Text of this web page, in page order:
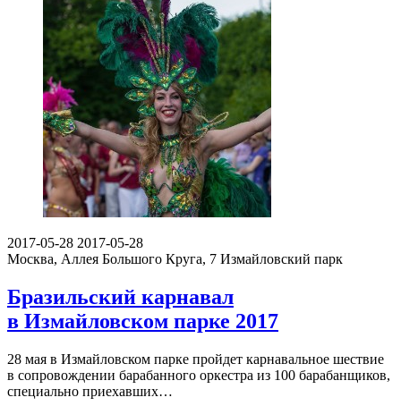
2017-05-28 2017-05-28
Москва, Аллея Большого Круга, 7 Измайловский парк
Бразильский карнавал
в Измайловском парке 2017
28 мая в Измайловском парке пройдет карнавальное шествие
в сопровождении барабанного оркестра из 100 барабанщиков,
специально приехавших…